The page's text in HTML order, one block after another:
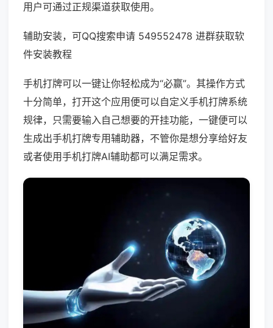
用户可通过正规渠道获取使用。
辅助安装，可QQ搜索申请 549552478 进群获取软
件安装教程
手机打牌可以一键让你轻松成为“必赢”。其操作方式
十分简单，打开这个应用便可以自定义手机打牌系统
规律，只需要输入自己想要的开挂功能，一键便可以
生成出手机打牌专用辅助器，不管你是想分享给好友
或者使用手机打牌AI辅助都可以满足需求。